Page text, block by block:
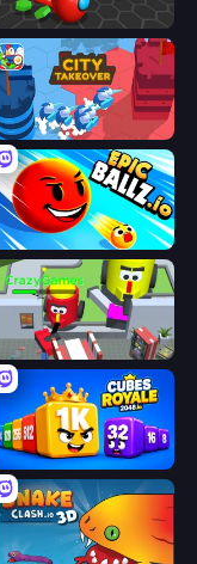
Hexanaut.io
City Takeover
EpicBallz.io
CleanUp.IO
Cubes 2048 Royale